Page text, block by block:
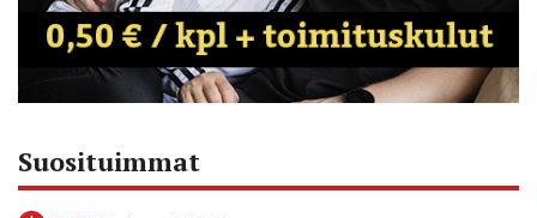
Suosituimmat